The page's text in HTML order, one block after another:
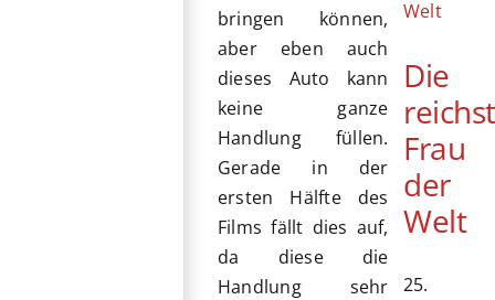
bringen können,
aber eben auch
dieses Auto kann
keine ganze
Handlung füllen.
Gerade in der
ersten Hälfte des
Films fällt dies auf,
da diese die
Handlung sehr
Die
Frau
der
Welt
25.